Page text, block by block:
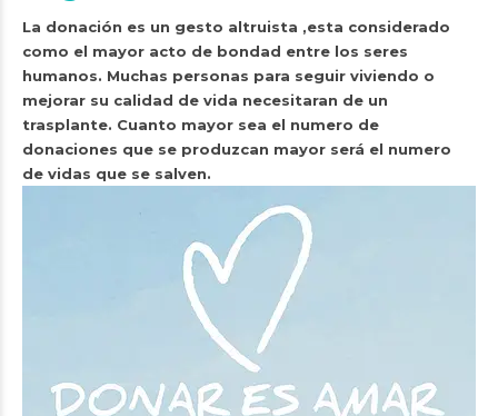
La donación es un gesto altruista ,esta considerado
como el mayor acto de bondad entre los seres
humanos. Muchas personas para seguir viviendo o
mejorar su calidad de vida necesitaran de un
trasplante. Cuanto mayor sea el numero de
donaciones que se produzcan mayor será el numero
de vidas que se salven.